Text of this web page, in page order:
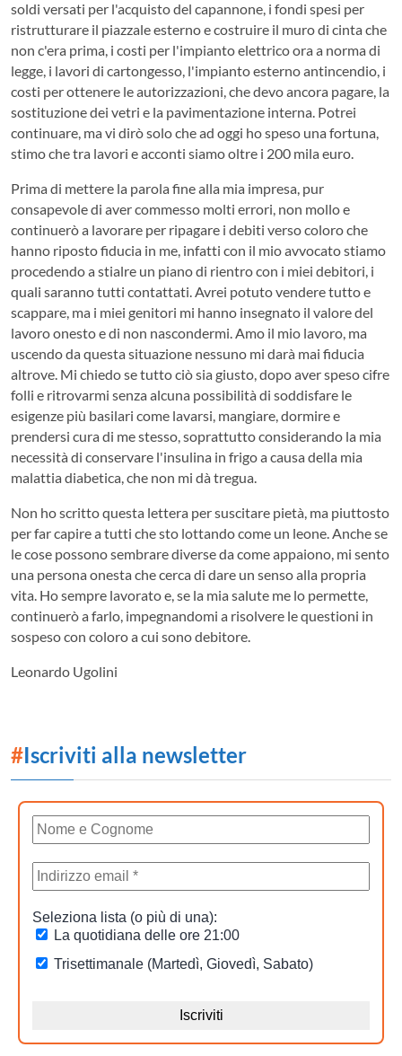
soldi versati per l'acquisto del capannone, i fondi spesi per
ristrutturare il piazzale esterno e costruire il muro di cinta che
non c'era prima, i costi per l'impianto elettrico ora a norma di
legge, i lavori di cartongesso, l'impianto esterno antincendio, i
costi per ottenere le autorizzazioni, che devo ancora pagare, la
sostituzione dei vetri e la pavimentazione interna. Potrei
continuare, ma vi dirò solo che ad oggi ho speso una fortuna,
stimo che tra lavori e acconti siamo oltre i 200 mila euro.
Prima di mettere la parola fine alla mia impresa, pur
consapevole di aver commesso molti errori, non mollo e
continuerò a lavorare per ripagare i debiti verso coloro che
hanno riposto fiducia in me, infatti con il mio avvocato stiamo
procedendo a stialre un piano di rientro con i miei debitori, i
quali saranno tutti contattati. Avrei potuto vendere tutto e
scappare, ma i miei genitori mi hanno insegnato il valore del
lavoro onesto e di non nascondermi. Amo il mio lavoro, ma
uscendo da questa situazione nessuno mi darà mai fiducia
altrove. Mi chiedo se tutto ciò sia giusto, dopo aver speso cifre
folli e ritrovarmi senza alcuna possibilità di soddisfare le
esigenze più basilari come lavarsi, mangiare, dormire e
prendersi cura di me stesso, soprattutto considerando la mia
necessità di conservare l'insulina in frigo a causa della mia
malattia diabetica, che non mi dà tregua.
Non ho scritto questa lettera per suscitare pietà, ma piuttosto
per far capire a tutti che sto lottando come un leone. Anche se
le cose possono sembrare diverse da come appaiono, mi sento
una persona onesta che cerca di dare un senso alla propria
vita. Ho sempre lavorato e, se la mia salute me lo permette,
continuerò a farlo, impegnandomi a risolvere le questioni in
sospeso con coloro a cui sono debitore.
Leonardo Ugolini
#Iscriviti alla newsletter